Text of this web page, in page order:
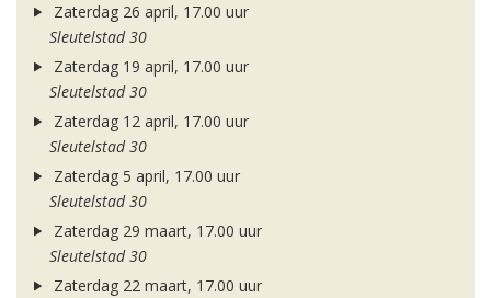
Zaterdag 26 april, 17.00 uur
Sleutelstad 30
Zaterdag 19 april, 17.00 uur
Sleutelstad 30
Zaterdag 12 april, 17.00 uur
Sleutelstad 30
Zaterdag 5 april, 17.00 uur
Sleutelstad 30
Zaterdag 29 maart, 17.00 uur
Sleutelstad 30
Zaterdag 22 maart, 17.00 uur